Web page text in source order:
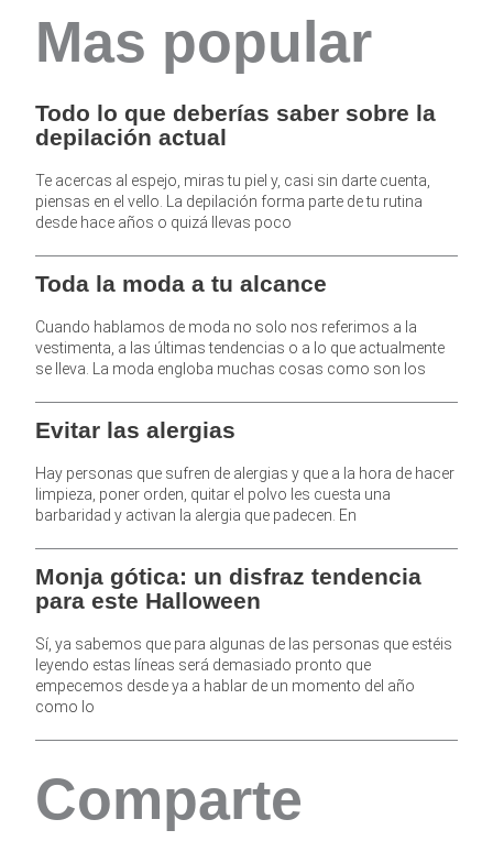
Mas popular
Todo lo que deberías saber sobre la
depilación actual
Te acercas al espejo, miras tu piel y, casi sin darte cuenta,
piensas en el vello. La depilación forma parte de tu rutina
desde hace años o quizá llevas poco
Toda la moda a tu alcance
Cuando hablamos de moda no solo nos referimos a la
vestimenta, a las últimas tendencias o a lo que actualmente
se lleva. La moda engloba muchas cosas como son los
Evitar las alergias
Hay personas que sufren de alergias y que a la hora de hacer
limpieza, poner orden, quitar el polvo les cuesta una
barbaridad y activan la alergia que padecen. En
Monja gótica: un disfraz tendencia
para este Halloween
Sí, ya sabemos que para algunas de las personas que estéis
leyendo estas líneas será demasiado pronto que
empecemos desde ya a hablar de un momento del año
como lo
Comparte